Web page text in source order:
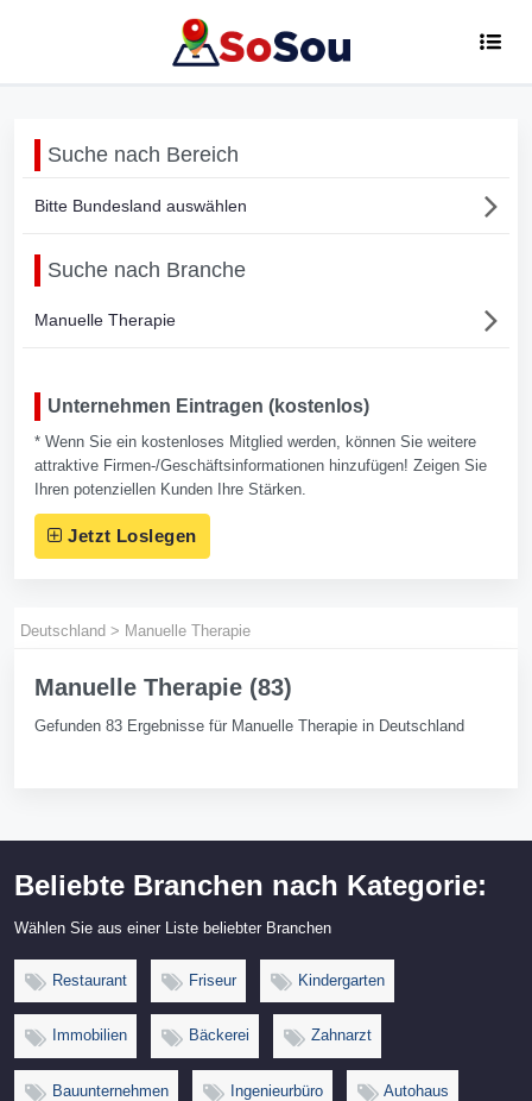
Suche nach Bereich
Bitte Bundesland auswählen
Suche nach Branche
Manuelle Therapie
Unternehmen Eintragen (kostenlos)
* Wenn Sie ein kostenloses Mitglied werden, können Sie weitere
attraktive Firmen-/Geschäftsinformationen hinzufügen! Zeigen Sie
Ihren potenziellen Kunden Ihre Stärken.
Jetzt Loslegen
Deutschland > Manuelle Therapie
Manuelle Therapie (83)
Gefunden 83 Ergebnisse für Manuelle Therapie in Deutschland
Beliebte Branchen nach Kategorie:
Wählen Sie aus einer Liste beliebter Branchen
Restaurant Friseur Kindergarten
Immobilien Bäckerei Zahnarzt
Bauunternehmen Ingenieurbüro Autohaus